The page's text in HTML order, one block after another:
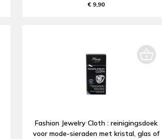
€ 9,90
Fashion Jewelry Cloth : reinigingsdoek
voor mode-sieraden met kristal, glas of